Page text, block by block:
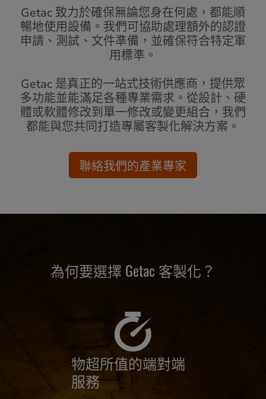
Getac 致力於確保無論您身在何處，都能順
暢地使用設備。我們可協助處理額外的認證
申請、測試、文件準備，並確保符合特定軍
用標準。
Getac 是真正的一站式技術供應商，提供眾
多功能並能滿足各種專業需求。從設計、硬
體或軟體修改到單一修改或變更組合，我們
都能與您共同打造專屬客製化解決方案。
聯絡我們的產業專家
為何要選擇 Getac 客製化？
物超所值的端對端
服務